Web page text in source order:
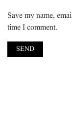
Save my name,
time I comment.